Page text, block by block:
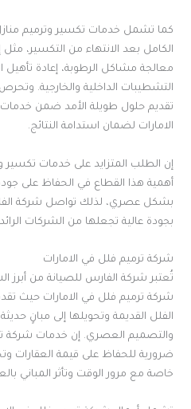
كما تشمل خدمات تكسير وترميم منازل
الكامل بعد الانتهاء من التكسير،
معالجة مشاكل الرطوبة، إعادة تأهيل
التشطيبات الداخلية والخارجية.
تقديم حلول طويلة الأمد ضمن
الامارات لضمان استدامة النتائج.
إن الطلب المتزايد على خدمات
أهمية هذا القطاع في الحفاظ على
بشكل عصري، لذلك تواصل شركة
بجودة عالية تجعلها من الشركات
شركة ترميم فلل في الامارات
تُعتبر شركة الفارس للصيانة من
شركة ترميم فلل في الامارات حيث
الفلل القديمة وتحويلها إلى مبانٍ
والتصميم العصري. إن خدمات شركة
ضرورية للحفاظ على قيمة العقارات
خاصة مع مرور الوقت وتأثر المباني